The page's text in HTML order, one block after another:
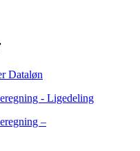
Dataløn
- Ligedeling
–